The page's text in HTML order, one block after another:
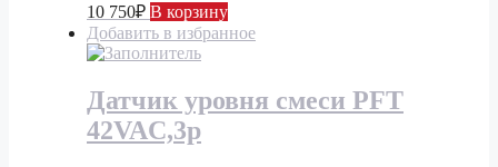
10 750₽ В корзину
Добавить в избранное
Датчик уровня смеси PFT
42VAC,3p